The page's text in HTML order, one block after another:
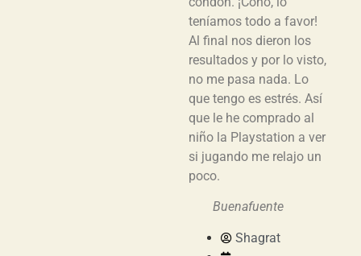
teníamos todo a favor!
Al final nos dieron los
resultados y por lo visto,
no me pasa nada. Lo
que tengo es estrés. Así
que le he comprado al
niño la Playstation a ver
si jugando me relajo un
poco.
Buenafuente
Shagrat